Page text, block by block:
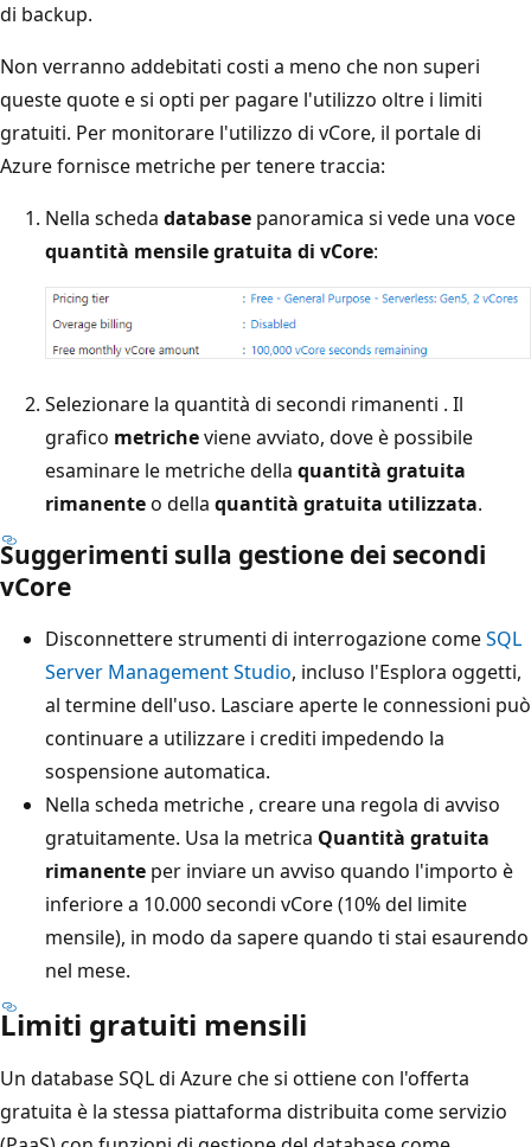
di backup.
Non verranno addebitati costi a meno che non superi
queste quote e si opti per pagare l'utilizzo oltre i limiti
gratuiti. Per monitorare l'utilizzo di vCore, il portale di
Azure fornisce metriche per tenere traccia:
Nella scheda database panoramica si vede una voce
quantità mensile gratuita di vCore:
Selezionare la quantità di secondi rimanenti . Il
grafico metricheviene avviato, dove è possibile
esaminare le metriche della quantità gratuita
rimanenteo della quantità gratuita utilizzata.
Suggerimenti sulla gestione dei secondi
vCore
Disconnettere strumenti di interrogazione comeSQL
Server Management Studio, incluso l'Esplora oggetti,
al termine dell'uso. Lasciare aperte le connessioni può
continuare a utilizzare i crediti impedendo la
sospensione automatica.
Nella scheda metriche , creare una regola di avviso
gratuitamente. Usa la metrica Quantità gratuita
rimanente per inviare un avviso quando l'importo è
inferiore a 10.000 secondi vCore (10% del limite
mensile), in modo da sapere quando ti stai esaurendo
nel mese.
Limiti gratuiti mensili
Un database SQL di Azure che si ottiene con l'offerta
gratuita è la stessa piattaforma distribuita come servizio